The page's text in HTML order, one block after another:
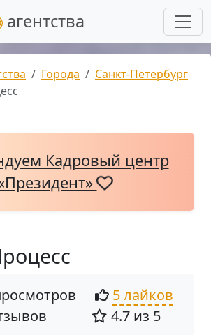
агентства
Города
Санкт-Петербург
Кадровый центр
5 лайков
4.7 из 5